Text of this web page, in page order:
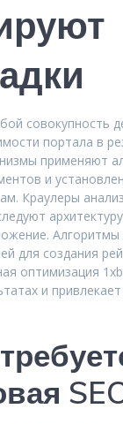
совокупность
портала в
применяют
и
Краулеры
для создания
оптимизация
и